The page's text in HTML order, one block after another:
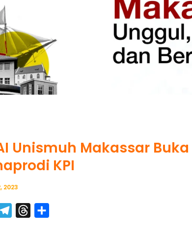
Unismuh Makassar
KPI
2023